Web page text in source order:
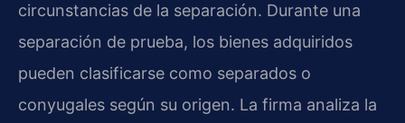
circunstancias de la separación. Durante una
separación de prueba, los bienes adquiridos
pueden clasificarse como separados o
conyugales según su origen. La firma analiza la